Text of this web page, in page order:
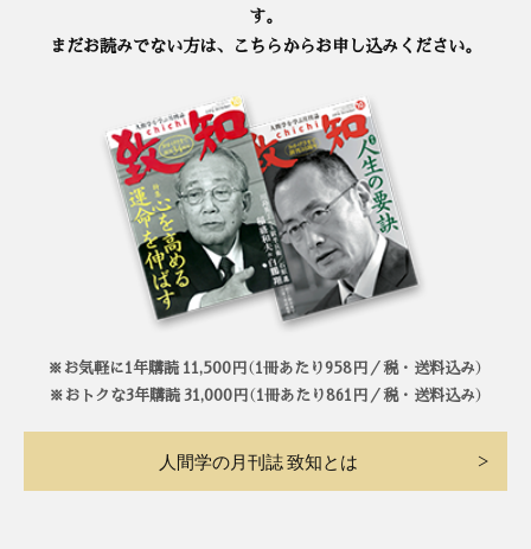
す。
まだお読みでない方は、こちらからお申し込みください。
※お気軽に1年購読 11,500円（1冊あたり958円／税・送料込み）
※おトクな3年購読 31,000円（1冊あたり861円／税・送料込み）
人間学の月刊誌 致知とは